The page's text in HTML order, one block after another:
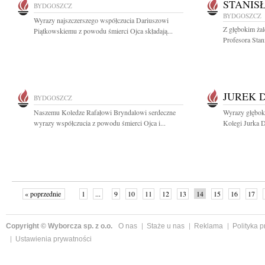
BYDGOSZCZ
Wyrazy najszczerszego współczucia Dariuszowi
Piątkowskiemu z powodu śmierci Ojca składają...
BYDGOSZCZ
Z głębokim
Profesora
BYDGOSZCZ
Naszemu Koledze Rafałowi Bryndalowi serdeczne
wyrazy współczucia z powodu śmierci Ojca i...
JUREK
Wyrazy
Kolegi Jurka
« poprzednie 1 ... 9 10 11 12 13 14 15 16 17
Copyright © Wyborcza sp. z o.o. O nas Staże u nas Reklama
Polityka
Ustawienia prywatności